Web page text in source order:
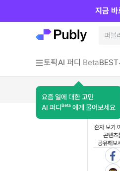
토픽AI 퍼디 Beta
요즘 일에 대한 고민
AI 퍼디 Beta 에게 물어보세요
BEST
지금 바
혼자 보기
콘텐츠
공유해보